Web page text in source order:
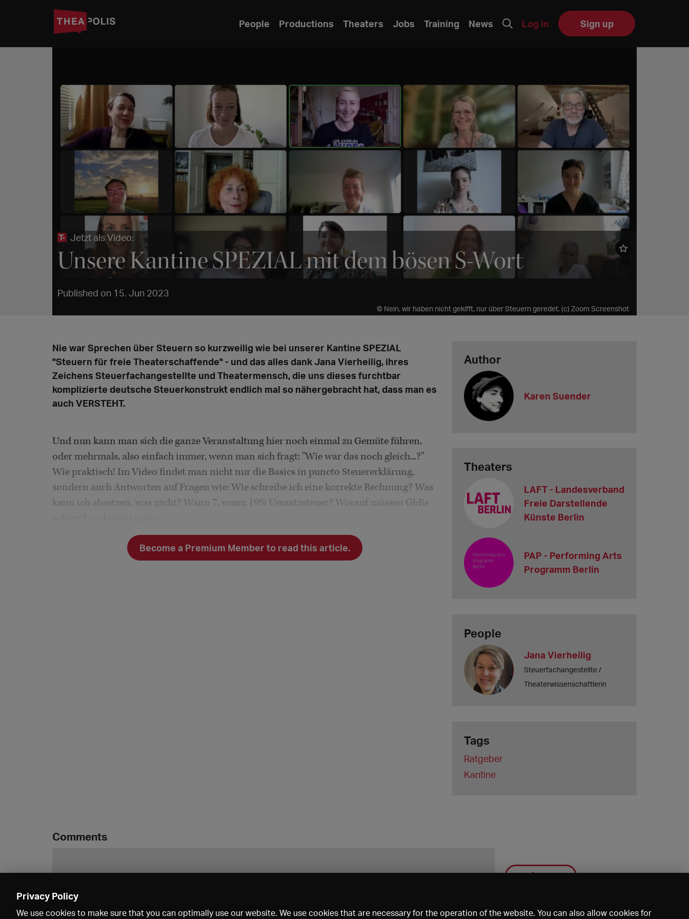
People Productions Theaters Jobs Training News Log in Sign up
Jetzt als Video:
Unsere Kantine SPEZIAL mit dem bösen S-Wort
Published on 15. Jun 2023
© Nein, wir haben nicht gekifft, nur über Steuern geredet. (c) Zoom Screenshot
Nie war Sprechen über Steuern so kurzweilig wie bei unserer Kantine SPEZIAL
"Steuern für freie Theaterschaffende" - und das alles dank Jana Vierheilig, ihres
Zeichens Steuerfachangestellte und Theatermensch, die uns dieses furchtbar
komplizierte deutsche Steuerkonstrukt endlich mal so nähergebracht hat, dass man es
auch VERSTEHT.
Und nun kann man sich die ganze Veranstaltung hier noch einmal zu Gemüte führen,
oder mehrmals, also einfach immer, wenn man sich fragt: "Wie war das noch gleich...?"
Wie praktisch! Im Video findet man nicht nur die Basics in puncto Steuererklärung,
sondern auch Antworten auf Fragen wie: Wie schreibe ich eine korrekte Rechnung? Was
kann ich absetzen, was nicht? Wann 7, wann 19% Umsatzsteuer? Worauf müssen GbRs
Jana Vierheilig hat uns gebeten, an dieser Stelle noch einmal zu betonen, dass sie
Steuerberaterin ist, son
Become a Premium Member to read this article.
Author
Karen Suender
Theaters
LAFT - Landesverband
Freie Darstellende
Künste Berlin
PAP - Performing Arts
Programm Berlin
People
Jana Vierheilig
Steuerfachangestellte /
Theaterwissenschaftlerin
Tags
Ratgeber
Kantine
Comments
Save
Privacy Policy
We use cookies to make sure that you can optimally use our website. We use cookies that are necessary for the operation of the website. You can also allow cookies for